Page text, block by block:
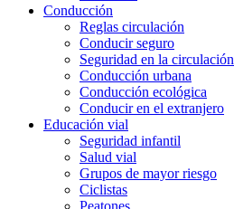
Conducción
Reglas circulación
Conducir seguro
Seguridad en la circulación
Conducción urbana
Conducción ecológica
Conducir en el extranjero
Educación vial
Seguridad infantil
Salud vial
Grupos de mayor riesgo
Ciclistas
Peatones